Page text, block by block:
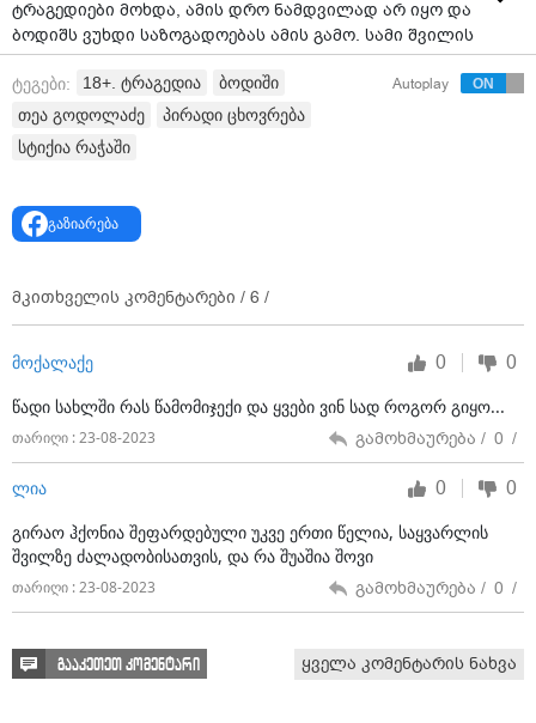
ტრაგედიები მოხდა, ამის დრო ნამდვილად არ იყო და
ბოდიშს ვუხდი საზოგადოებას ამის გამო. სამი შვილის
მამის და მეუღლის ტრაგედიასთან შედარებით
არაფერი არ არის და ბოდიში, რომ საზოგადოება
დღეს ამაზე მოცდა,“ - თეა გოდოლაძე
ვიდეო: "ფორმულა"
ტეგები: 18+. ტრაგედია
ბოდიში
თეა გოდოლაძე
პირადი ცხოვრება
სტიქია რაჭაში
Autoplay
გაზიარება
მკითხველის კომენტარები / 6 /
მოქალაქე 0 0
წადი სახლში რას წამომიჯექი და ყვები ვინ სად როგორ გიყო...
თარიღი : 23-08-2023 გამოხმაურება / 0 /
ლია 0 0
გირაო ჰქონია შეფარდებული უკვე ერთი წელია, საყვარლის
შვილზე ძალადობისათვის, და რა შუაშია შოვი
თარიღი : 23-08-2023 გამოხმაურება / 0 /
გააკეთეთ კომენტარი ყველა კომენტარის ნახვა